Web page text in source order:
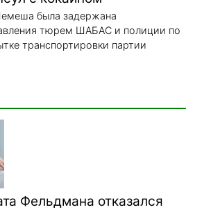
была задержана
тюрем ШАБАС и полиции по
транспортировки партии
Фельдмана отказался